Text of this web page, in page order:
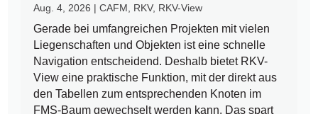
Aug. 4, 2026 |CAFM RKV, RKV-View
Gerade bei umfangreichen Projekten mit vielen
Liegenschaften und Objekten ist eine schnelle
Navigation entscheidend. Deshalb bietet RKV-
View eine praktische Funktion, mit der direkt aus
den Tabellen zum entsprechenden Knoten im
FMS-Baum gewechselt werden kann. Das spart